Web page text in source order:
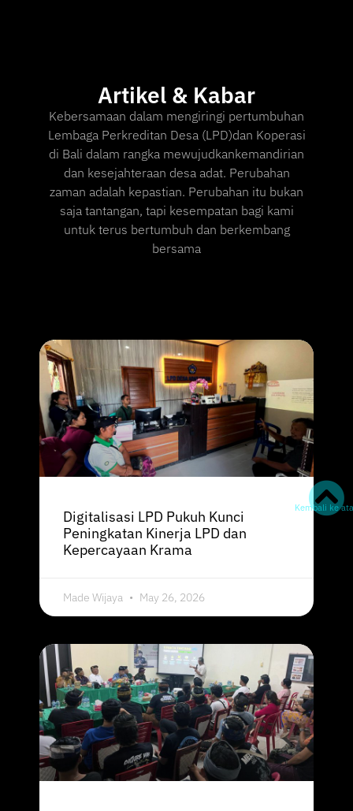
Artikel & Kabar
Kebersamaan dalam mengiringi pertumbuhan
Lembaga Perkreditan Desa (LPD)dan Koperasi
di Bali dalam rangka mewujudkankemandirian
dan kesejahteraan desa adat. Perubahan
zaman adalah kepastian. Perubahan itu bukan
saja tantangan, tapi kesempatan bagi kami
untuk terus bertumbuh dan berkembang
bersama
Digitalisasi LPD Pukuh Kunci
Peningkatan Kinerja LPD dan
Kepercayaan Krama
Made Wijaya May 26, 2026
Kembali ke